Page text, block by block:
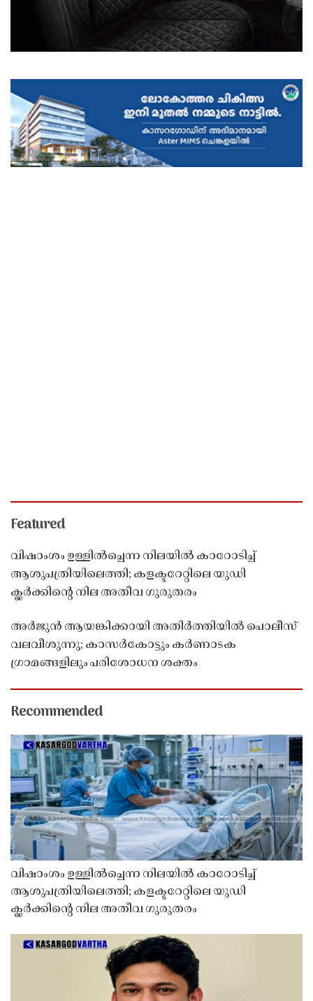
Featured
വിഷാംശം ഉള്ളിൽച്ചെന്ന നിലയിൽ കാറോടിച്ച്
ആശുപത്രിയിലെത്തി; കളക്ടറേറ്റിലെ യുഡി
ക്ലർക്കിൻ്റെ നില അതീവ ഗുരുതരം
അർജുൻ ആയങ്കിക്കായി അതിർത്തിയിൽ പൊലീസ്
വലവീശുന്നു; കാസർകോട്ടും കർണാടക
ഗ്രാമങ്ങളിലും പരിശോധന ശക്തം
Recommended
വിഷാംശം ഉള്ളിൽച്ചെന്ന നിലയിൽ കാറോടിച്ച്
ആശുപത്രിയിലെത്തി; കളക്ടറേറ്റിലെ യുഡി
ക്ലർക്കിൻ്റെ നില അതീവ ഗുരുതരം